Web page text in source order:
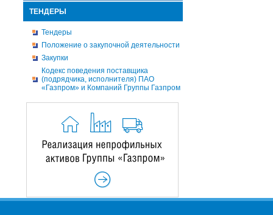
ТЕНДЕРЫ
Тендеры
Положение о закупочной деятельности
Закупки
Кодекс поведения поставщика
(подрядчика, исполнителя) ПАО
«Газпром» и Компаний Группы Газпром